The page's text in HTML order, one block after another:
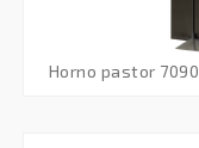
horno pastor 7090